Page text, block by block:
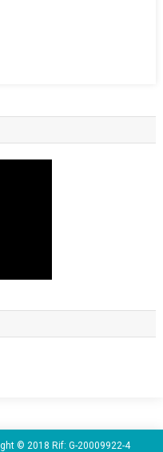
© 2018 Rif: G-20009922-4